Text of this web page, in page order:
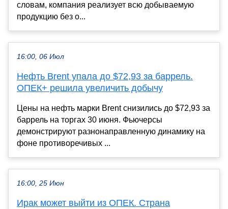
словам, компания реализует всю добываемую
продукцию без о...
16:00, 06 Июл
Нефть Brent упала до $72,93 за баррель.
ОПЕК+ решила увеличить добычу
Цены на нефть марки Brent снизились до $72,93 за
баррель на торгах 30 июня. Фьючерсы
демонстрируют разнонаправленную динамику на
фоне противоречивых ...
16:00, 25 Июн
Ирак может выйти из ОПЕК. Страна